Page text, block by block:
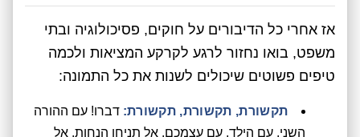
אז אחרי כל הדיבורים על חוקים, פסיכולוגיה ובתי
משפט, בואו נחזור לרגע לקרקע המציאות ולכמה
טיפים פשוטים שיכולים לשנות את כל התמונה:
תקשורת, תקשורת, תקשורת: דברו! עם ההורה
השני, עם הילד, עם עצמכם. אל תניחו הנחות. אל